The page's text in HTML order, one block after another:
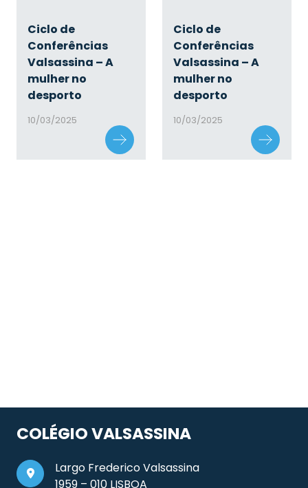
Ciclo de
Conferências
Valsassina – A
mulher no
desporto
10/03/2025
Ciclo de
Conferências
Valsassina – A
mulher no
desporto
10/03/2025
COLÉGIO VALSASSINA
Largo Frederico Valsassina
1959 – 010 LISBOA